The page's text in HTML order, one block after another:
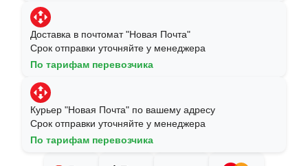
Доставка в почтомат "Новая Почта"
Срок отправки уточняйте у менеджера
По тарифам перевозчика
Курьер "Новая Почта" по вашему адресу
Срок отправки уточняйте у менеджера
По тарифам перевозчика